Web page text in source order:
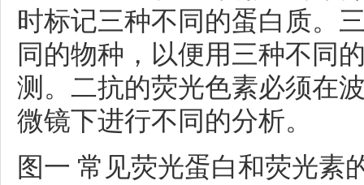
时标记三种不同的蛋白质。
同的物种，以便用三种不同
测。二抗的荧光色素必须在
微镜下进行不同的分析。
图一 常见荧光蛋白和荧光素